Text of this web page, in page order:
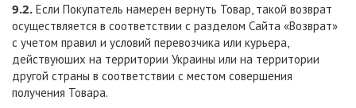
9.2. Если Покупатель намерен вернуть Товар, такой возврат
осуществляется в соответствии с разделом Сайта «Возврат»
с учетом правил и условий перевозчика или курьера,
действуюших на территории Украины или на территории
другой страны в соответствии с местом совершения
получения Товара.